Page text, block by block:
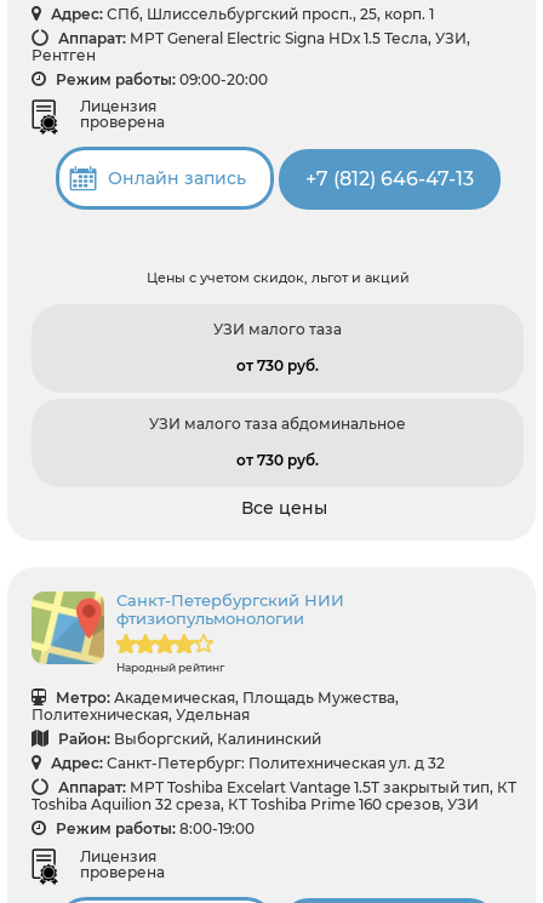
Адрес: СПб, Шлиссельбургский просп., 25, корп. 1
Аппарат: МРТ General Electric Signa HDх 1.5 Тесла, УЗИ,
Рентген
Режим работы: 09:00-20:00
Лицензия
проверена
Онлайн запись +7 (812) 646-47-13
Цены с учетом скидок, льгот и акций
УЗИ малого таза
от 730 pуб.
УЗИ малого таза абдоминальное
от 730 pуб.
Все цены
Санкт-Петербургский НИИ
фтизиопульмонологии
Народный рейтинг
Метро: Академическая, Площадь Мужества,
Политехническая, Удельная
Район: Выборгский, Калининский
Адрес: Санкт-Петербург: Политехническая ул. д 32
Аппарат: МРТ Toshiba Excelart Vantage 1.5T закрытый тип, КТ
Toshiba Aquilion 32 среза, КТ Toshiba Prime 160 срезов, УЗИ
Режим работы: 8:00-19:00
Лицензия
проверена